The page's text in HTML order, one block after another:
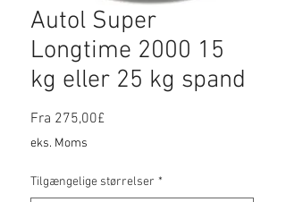
Autol Super
Longtime 2000 15
kg eller 25 kg spand
Fra 275,00£
eks. Moms
Tilgængelige størrelser *